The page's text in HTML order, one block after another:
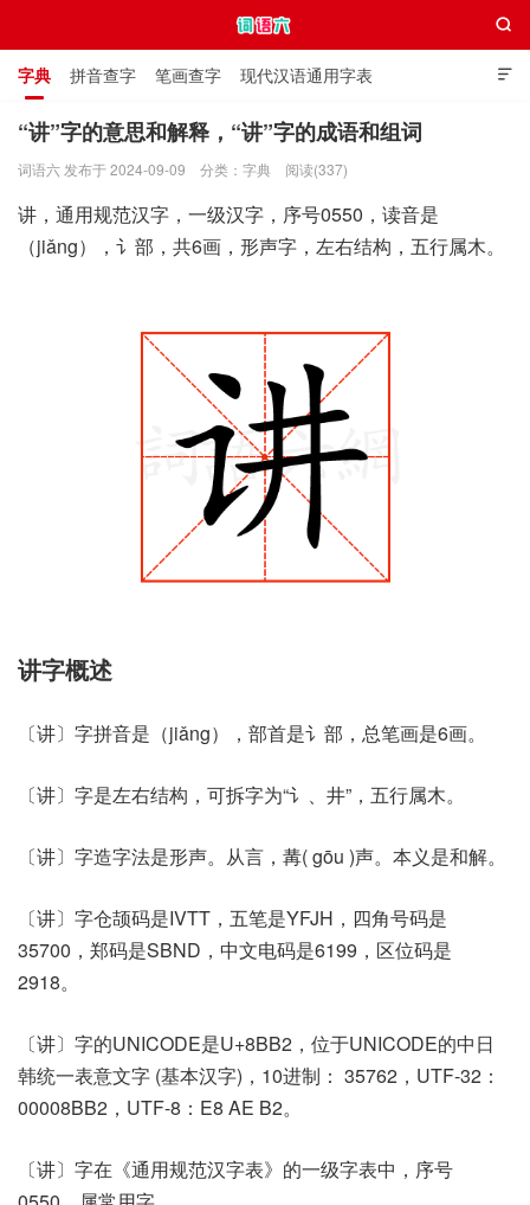

字典 拼音查字 笔画查字 现代汉语通用字表
通用规范汉字表 叠字大全 独体字大全 极简英语词典

“讲”字的意思和解释，“讲”字的成语和组词
词语六 发布于 2024-09-09 分类： 字典 阅读(337)
讲，通用规范汉字，一级汉字，序号0550，读音是
（jiǎng），讠部，共6画，形声字，左右结构，五行属木。
讲字概述
〔讲〕字拼音是（jiǎng），部首是讠部，总笔画是6画。
〔讲〕字是左右结构，可拆字为“讠、井”，五行属木。
〔讲〕字造字法是形声。从言，冓( gōu )声。本义是和解。
〔讲〕字仓颉码是IVTT，五笔是YFJH，四角号码是
35700，郑码是SBND，中文电码是6199，区位码是
2918。
〔讲〕字的UNICODE是U+8BB2，位于UNICODE的中日
韩统一表意文字 (基本汉字)，10进制： 35762，UTF-32：
00008BB2，UTF-8：E8 AE B2。
〔讲〕字在《通用规范汉字表》的一级字表中，序号